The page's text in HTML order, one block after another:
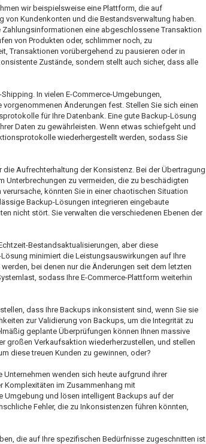
wir beispielsweise eine Plattform, die auf
Kundenkonten und die Bestandsverwaltung haben.
eine abgeschlossene Transaktion
von Produkten oder, schlimmer noch, zu
Transaktionen vorübergehend zu pausieren oder in
Zustände, sondern stellt auch sicher, dass alle
In vielen E-Commerce-Umgebungen,
Änderungen fest. Stellen Sie sich einen
für Ihre Datenbank. Eine gute Backup-Lösung
Daten zu gewährleisten. Wenn etwas schiefgeht und
wiederhergestellt werden, sodass Sie
Aufrechterhaltung der Konsistenz. Bei der Übertragung
Unterbrechungen zu vermeiden, die zu beschädigten
könnten Sie in einer chaotischen Situation
Backup-Lösungen integrieren eingebaute
nicht stört. Sie verwalten die verschiedenen Ebenen der
Bestandsaktualisierungen, aber diese
minimiert die Leistungsauswirkungen auf Ihre
bei denen nur die Änderungen seit dem letzten
sodass Ihre E-Commerce-Plattform weiterhin
dass Ihre Backups inkonsistent sind, wenn Sie sie
zur Validierung von Backups, um die Integrität zu
geplante Überprüfungen können Ihnen massive
großen Verkaufsaktion wiederherzustellen, und stellen
diese treuen Kunden zu gewinnen, oder?
wenden sich heute aufgrund ihrer
Komplexitäten im Zusammenhang mit
Umgebung und lösen intelligent Backups auf der
Fehler, die zu Inkonsistenzen führen könnten,
die auf Ihre spezifischen Bedürfnisse zugeschnitten ist.